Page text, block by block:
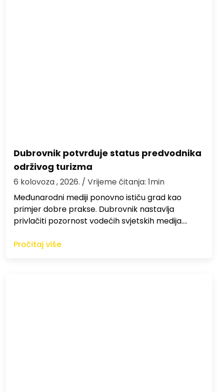
Dubrovnik potvrđuje status predvodnika
održivog turizma
6 kolovoza , 2026. / Vrijeme čitanja: 1min
Međunarodni mediji ponovno ističu grad kao
primjer dobre prakse. Dubrovnik nastavlja
privlačiti pozornost vodećih svjetskih medija.…
Pročitaj više